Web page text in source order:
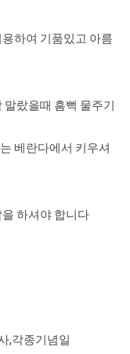
하여 기품있고 아름
랐을때 흠뻑 물주기
베란다에서 키우셔
하셔야 합니다
,각종기념일